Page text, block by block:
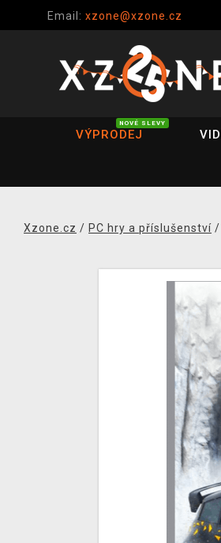
Email: xzone@xzone.cz
VÝPRODEJ
NOVÉ SLEVY
Xzone.cz / PC hry a příslušenství /